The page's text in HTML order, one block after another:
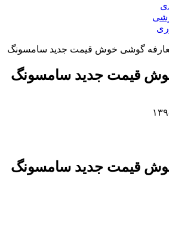
گوشی خوش قیمت جدید سامسونگ
قیمت جدید سامسونگ
قیمت جدید سامسونگ